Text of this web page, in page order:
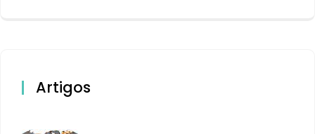
Artigos